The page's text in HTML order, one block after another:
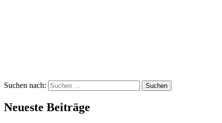
Suchen nach:
Neueste Beiträge